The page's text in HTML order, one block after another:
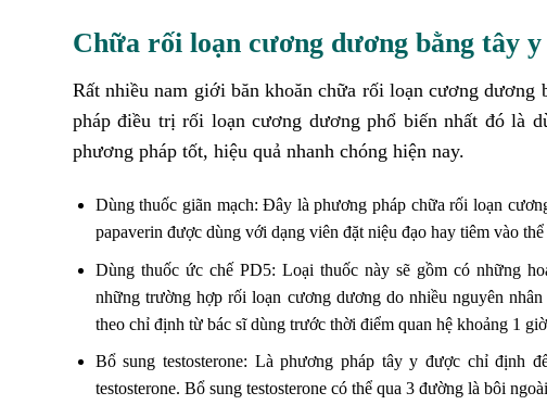
Chữa rối loạn cương dương bằng tây
Rất nhiều nam giới băn khoăn chữa rối loạn cương
pháp điều trị rối loạn cương dương phổ biến nhất đó là
phương pháp tốt, hiệu quả nhanh chóng hiện nay.
Dùng thuốc giãn mạch: Đây là phương pháp chữa rối loạn
papaverin được dùng với dạng viên đặt niệu đạo hay tiêm vào
Dùng thuốc ức chế PD5: Loại thuốc này sẽ gồm có những
những trường hợp rối loạn cương dương do nhiều nguyên
theo chỉ định từ bác sĩ dùng trước thời điểm quan hệ khoảng 1
Bổ sung testosterone: Là phương pháp tây y được chỉ định
testosterone. Bổ sung testosterone có thể qua 3 đường là bôi